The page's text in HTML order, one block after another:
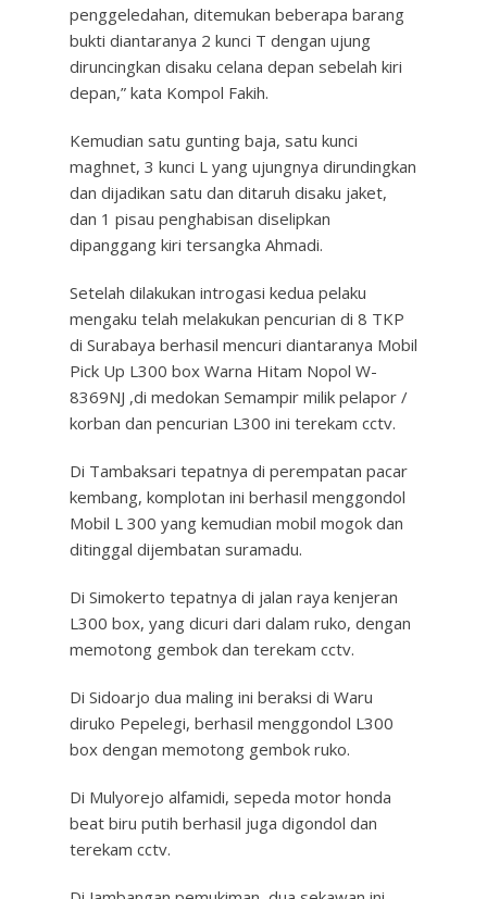
penggeledahan, ditemukan beberapa barang
bukti diantaranya 2 kunci T dengan ujung
diruncingkan disaku celana depan sebelah kiri
depan,” kata Kompol Fakih.
Kemudian satu gunting baja, satu kunci
maghnet, 3 kunci L yang ujungnya dirundingkan
dan dijadikan satu dan ditaruh disaku jaket,
dan 1 pisau penghabisan diselipkan
dipanggang kiri tersangka Ahmadi.
Setelah dilakukan introgasi kedua pelaku
mengaku telah melakukan pencurian di 8 TKP
di Surabaya berhasil mencuri diantaranya Mobil
Pick Up L300 box Warna Hitam Nopol W-
8369NJ ,di medokan Semampir milik pelapor /
korban dan pencurian L300 ini terekam cctv.
Di Tambaksari tepatnya di perempatan pacar
kembang, komplotan ini berhasil menggondol
Mobil L 300 yang kemudian mobil mogok dan
ditinggal dijembatan suramadu.
Di Simokerto tepatnya di jalan raya kenjeran
L300 box, yang dicuri dari dalam ruko, dengan
memotong gembok dan terekam cctv.
Di Sidoarjo dua maling ini beraksi di Waru
diruko Pepelegi, berhasil menggondol L300
box dengan memotong gembok ruko.
Di Mulyorejo alfamidi, sepeda motor honda
beat biru putih berhasil juga digondol dan
terekam cctv.